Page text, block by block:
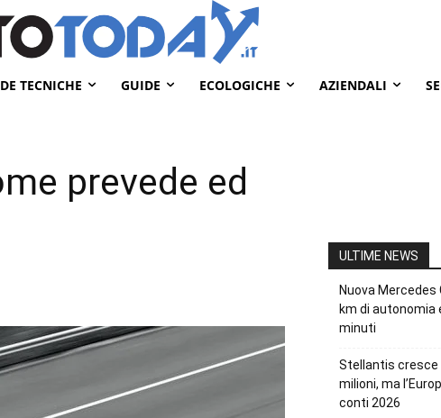
TECNICHE GUIDE ECOLOGICHE AZIENDALI
prevede ed
ULTIME NEWS
Nuova Mercedes
km di autonomia
minuti
Stellantis cresce
milioni, ma
conti 2026